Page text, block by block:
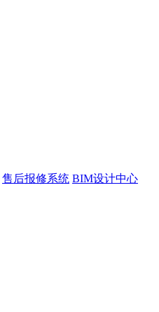
售后报修系统 BIM设计中心